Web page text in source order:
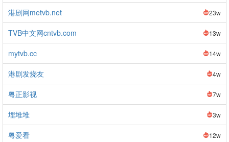
港剧网metvb.net 23w
TVB中文网cntvb.com 13w
mytvb.cc 14w
港剧发烧友 4w
粤正影视 7w
埋堆堆 3w
粤爱看 12w